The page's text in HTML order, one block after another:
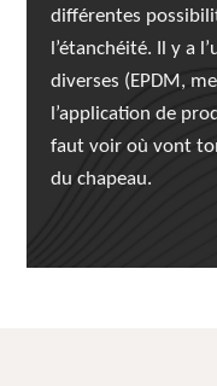
différentes
l’étanchéité. Il y a
diverses (EPDM,
l’application de
faut voir où vont
du chapeau.